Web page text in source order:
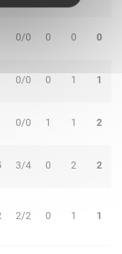
0/0 0 0 0
0/0 0 1 1
0/0 1 1 2
3/4 0 2 2
2/2 0 1 1